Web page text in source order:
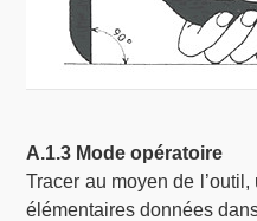
A.1.3 Mode opératoire
Tracer au moyen de
élémentaires données